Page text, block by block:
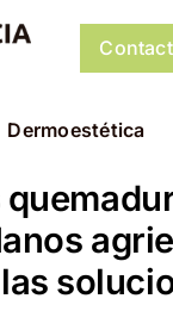
Dermoestética